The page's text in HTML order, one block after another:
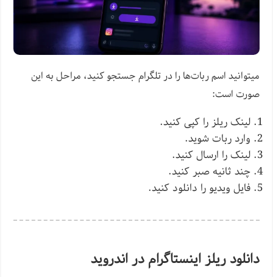
میتوانید اسم ربات‌ها را در تلگرام جستجو کنید، مراحل به این
صورت است:
لینک ریلز را کپی کنید.
وارد ربات شوید.
لینک را ارسال کنید.
چند ثانیه صبر کنید.
فایل ویدیو را دانلود کنید.
دانلود ریلز اینستاگرام در اندروید